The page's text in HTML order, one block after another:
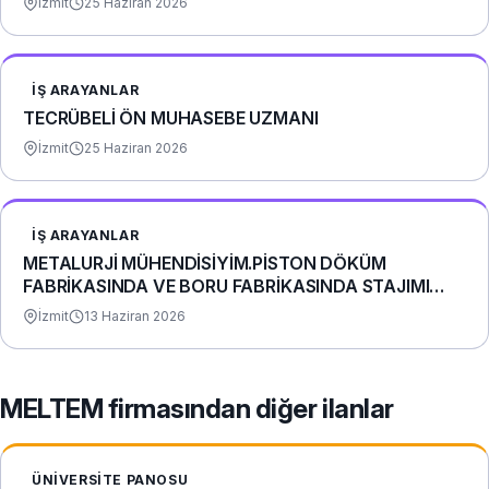
İŞ ARAYANLAR
TECRÜBELİ ÖN MUHASEBE UZMANI
İzmit 25 Haziran 2026
İŞ ARAYANLAR
METALURJİ MÜHENDİSİYİM.PİSTON DÖKÜM
FABRİKASINDA VE BORU FABRİKASINDA STAJIMI
YAPTIM.
İzmit 13 Haziran 2026
MELTEM firmasından diğer ilanlar
ÜNIVERSITE PANOSU